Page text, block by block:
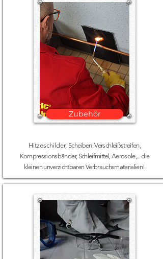
Zubehör
Hitzeschilder, Scheiben, Verschleißstreifen,
Kompressionsbänder, Schleifmittel, Aerosole,... die
kleinen unverzichtbaren Verbrauchsmaterialien!